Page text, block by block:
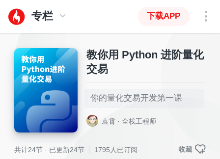
专栏 下载APP
教你用 Python 进阶量化
交易
你的量化交易开发第一课
袁霄 · 全栈工程师
共计24节 · 已更新24节 1795人已订阅